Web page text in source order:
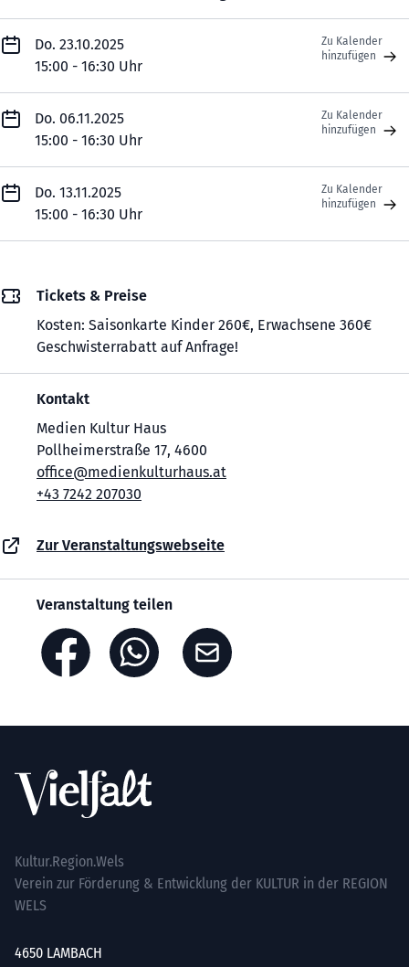
Do. 23.10.2025
15:00 - 16:30 Uhr
Zu Kalender
hinzufügen
Do. 06.11.2025
15:00 - 16:30 Uhr
Zu Kalender
hinzufügen
Do. 13.11.2025
15:00 - 16:30 Uhr
Zu Kalender
hinzufügen
Tickets & Preise
Kosten: Saisonkarte Kinder 260€, Erwachsene 360€
Geschwisterrabatt auf Anfrage!
Kontakt
Medien Kultur Haus
Pollheimerstraße 17, 4600
office@medienkulturhaus.at
+43 7242 207030
Zur Veranstaltungswebseite
Veranstaltung teilen
Kultur.Region.Wels
Verein zur Förderung & Entwicklung der KULTUR in der REGION
WELS
4650 LAMBACH